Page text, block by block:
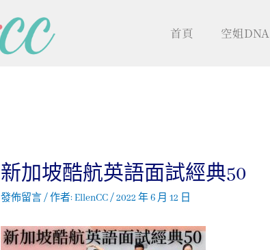
首頁 空姐DNA
新加坡酷航英語面試經典50
發佈留言/ 作者:EllenCC/2022 年 6 月 12 日